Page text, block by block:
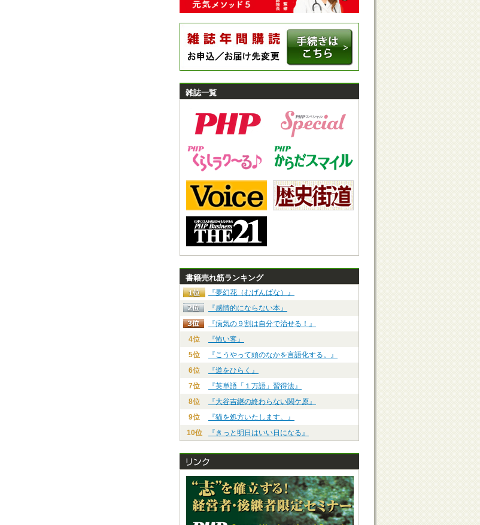
雑誌一覧
書籍売れ筋ランキング
『夢幻花（むげんばな）』
『感情的にならない本』
『病気の９割は自分で治せる！』
4位
『怖い客』
5位
『こうやって頭のなかを言語化する。』
6位
『道をひらく』
7位
『英単語「１万語」習得法』
8位
『大谷吉継の終わらない関ケ原』
9位
『猫を処方いたします。』
10位
『きっと明日はいい日になる』